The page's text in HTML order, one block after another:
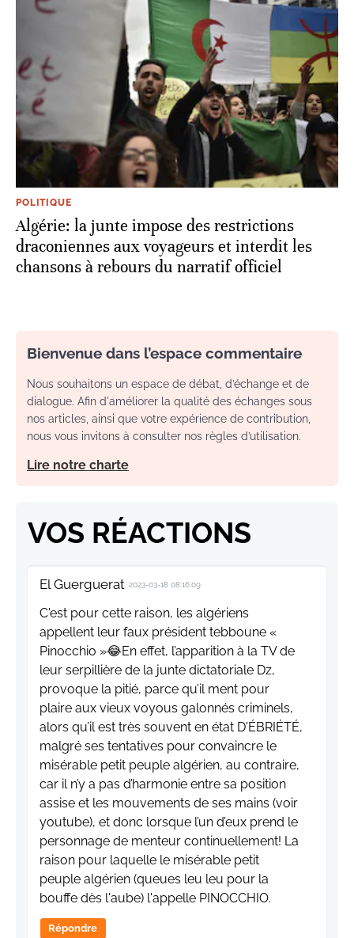
POLITIQUE
Algérie: la junte impose des restrictions
draconiennes aux voyageurs et interdit les
chansons à rebours du narratif officiel
Bienvenue dans l’espace commentaire
Nous souhaitons un espace de débat, d’échange et de
dialogue. Afin d'améliorer la qualité des échanges sous
nos articles, ainsi que votre expérience de contribution,
nous vous invitons à consulter nos règles d’utilisation.
Lire notre charte
VOS RÉACTIONS
El Guerguerat 2023-03-18 08:16:09
C'est pour cette raison, les algériens
appellent leur faux président tebboune «
Pinocchio »😂En effet, l’apparition à la TV de
leur serpillière de la junte dictatoriale Dz,
provoque la pitié, parce qu’il ment pour
plaire aux vieux voyous galonnés criminels,
alors qu’il est très souvent en état D'ÉBRIÉTÉ,
malgré ses tentatives pour convaincre le
misérable petit peuple algérien, au contraire,
car il n’y a pas d’harmonie entre sa position
assise et les mouvements de ses mains (voir
youtube), et donc lorsque l’un d’eux prend le
personnage de menteur continuellement! La
raison pour laquelle le misérable petit
peuple algérien (queues leu leu pour la
bouffe dès l'aube) l'appelle PINOCCHIO.
Répondre